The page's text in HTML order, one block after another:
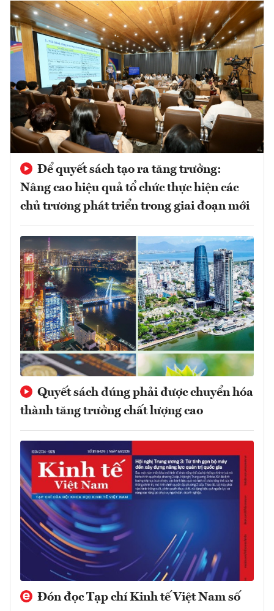
Để quyết sách tạo ra tăng trưởng:
Nâng cao hiệu quả tổ chức thực hiện các
chủ trương phát triển trong giai đoạn mới
Quyết sách đúng phải được chuyển hóa
thành tăng trưởng chất lượng cao
Đón đọc Tạp chí Kinh tế Việt Nam số